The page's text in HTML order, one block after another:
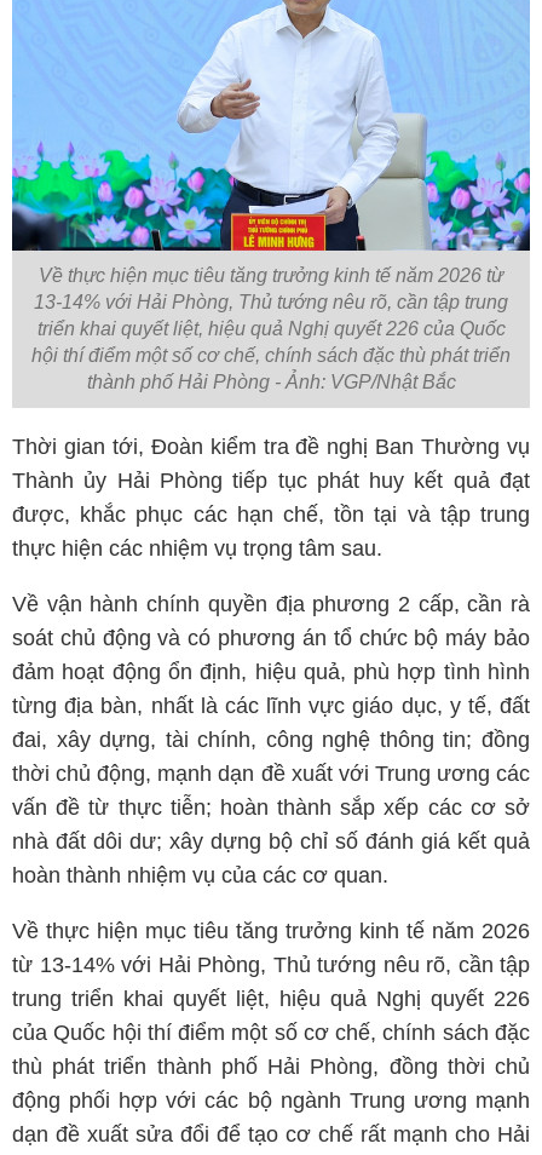
Về thực hiện mục tiêu tăng trưởng kinh tế năm 2026 từ
13-14% với Hải Phòng, Thủ tướng nêu rõ, cần tập trung
triển khai quyết liệt, hiệu quả Nghị quyết 226 của Quốc
hội thí điểm một số cơ chế, chính sách đặc thù phát triển
thành phố Hải Phòng - Ảnh: VGP/Nhật Bắc
Thời gian tới, Đoàn kiểm tra đề nghị Ban Thường vụ
Thành ủy Hải Phòng tiếp tục phát huy kết quả đạt
được, khắc phục các hạn chế, tồn tại và tập trung
thực hiện các nhiệm vụ trọng tâm sau.
Về vận hành chính quyền địa phương 2 cấp, cần rà
soát chủ động và có phương án tổ chức bộ máy bảo
đảm hoạt động ổn định, hiệu quả, phù hợp tình hình
từng địa bàn, nhất là các lĩnh vực giáo dục, y tế, đất
đai, xây dựng, tài chính, công nghệ thông tin; đồng
thời chủ động, mạnh dạn đề xuất với Trung ương các
vấn đề từ thực tiễn; hoàn thành sắp xếp các cơ sở
nhà đất dôi dư; xây dựng bộ chỉ số đánh giá kết quả
hoàn thành nhiệm vụ của các cơ quan.
Về thực hiện mục tiêu tăng trưởng kinh tế năm 2026
từ 13-14% với Hải Phòng, Thủ tướng nêu rõ, cần tập
trung triển khai quyết liệt, hiệu quả Nghị quyết 226
của Quốc hội thí điểm một số cơ chế, chính sách đặc
thù phát triển thành phố Hải Phòng, đồng thời chủ
động phối hợp với các bộ ngành Trung ương mạnh
dạn đề xuất sửa đổi để tạo cơ chế rất mạnh cho Hải